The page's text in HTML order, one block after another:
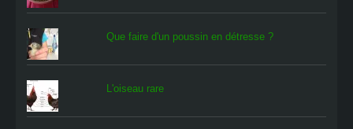
Que faire d'un poussin en détresse ?
L'oiseau rare